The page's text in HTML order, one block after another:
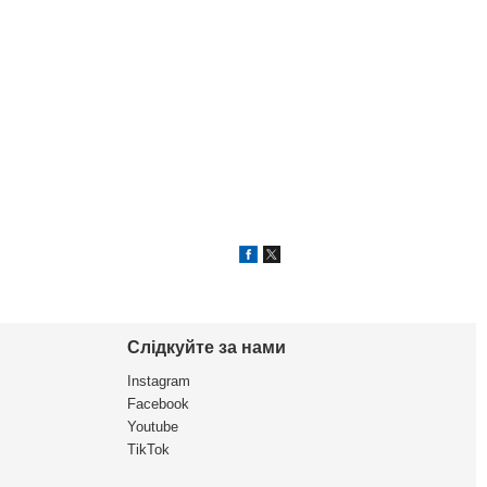
Слідкуйте за нами
Instagram
Facebook
Youtube
TikTok